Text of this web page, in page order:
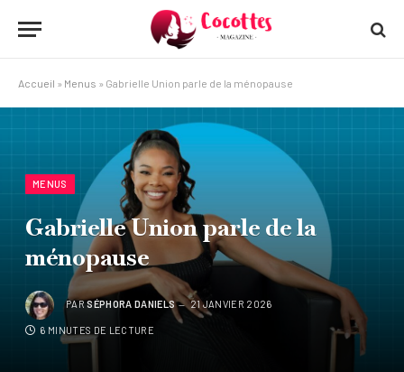
Accueil » Menus » Gabrielle Union parle de la ménopause
MENUS
Gabrielle Union parle de la
ménopause
PARSÉPHORA DANIELS 21 JANVIER 2026
6 MINUTES DE LECTURE